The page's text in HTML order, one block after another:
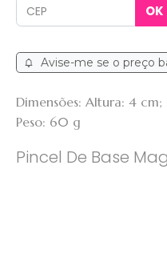
Avise-me se o preço
Dimensões: Altura: 4
Peso: 60 g
Pincel De Base